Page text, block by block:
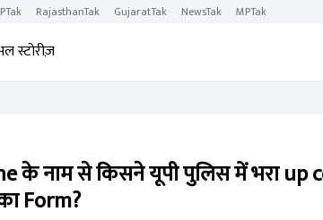
RajasthanTak GujaratTak NewsTak MPTak
स्टोरीज़
के नाम से किसने यूपी पुलिस में भरा up
Form?